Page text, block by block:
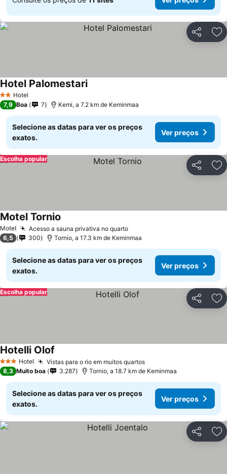
Partilhar
2 Estrelas
Hotel
Hotel Palomestari
7,9 Boa 7 Kemi, a 7.2 km de Keminmaa
Selecione as datas para ver os preços
exatos.
Ver preços
Partilhar
Escolha popular
Motel Acesso a sauna privativa no quarto
Motel Tornio
6,5 300 Tornio, a 17.3 km de Keminmaa
Selecione as datas para ver os preços
exatos.
Ver preços
Partilhar
Escolha popular
3 EstrelasHotel Vistas para o rio em muitos quartos
Hotelli Olof
8,3 Muito boa 3.287 Tornio, a 18.7 km de Keminmaa
Selecione as datas para ver os preços
exatos.
Ver preços
Partilhar